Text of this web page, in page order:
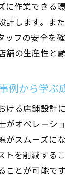
に作業できる
計します。ま
ッフの安全を
舗の生産性と
例から学ぶ
ける店舗設計
がオペレーシ
がスムーズに
トを削減する
とが可能です